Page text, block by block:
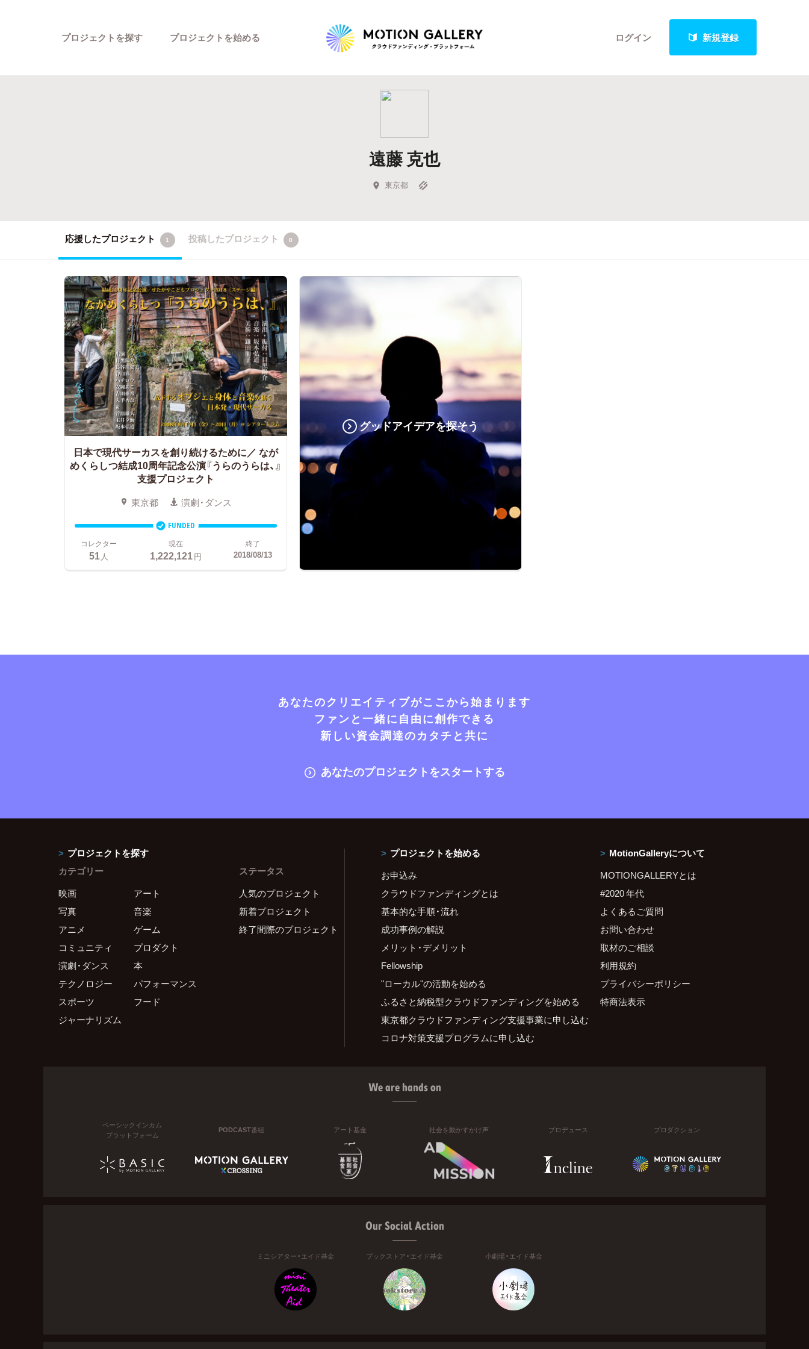
ログイン 新規登録
プロジェクトを探す
Highlight
Feature
キュレーターから探す
プロジェクトを始める
遠藤 克也
東京都
応援したプロジェクト 1 投稿したプロジェクト 0
日本で現代サーカスを創り続けるために／ なが
めくらしつ結成10周年記念公演『うらのうらは、』
支援プロジェクト
東京都 演劇・ダンス
FUNDED
コレクター
51人
現在
1,222,121円
終了
2018/08/13
グッドアイデアを探そう
あなたのクリエイティブがここから始まります
ファンと一緒に自由に創作できる
新しい資金調達のカタチと共に
あなたのプロジェクトをスタートする
プロジェクトを探す
カテゴリー
映画
アート
写真
音楽
アニメ
ゲーム
コミュニティ
プロダクト
演劇・ダンス
本
テクノロジー
パフォーマンス
スポーツ
フード
ジャーナリズム
ステータス
人気のプロジェクト
新着プロジェクト
終了間際のプロジェクト
プロジェクトを始める
お申込み
クラウドファンディングとは
基本的な手順・流れ
成功事例の解説
メリット・デメリット
Fellowship
"ローカル"の活動を始める
ふるさと納税型クラウドファンディングを始める
東京都クラウドファンディング支援事業に申し込む
コロナ対策支援プログラムに申し込む
MotionGalleryについて
MOTIONGALLERYとは
#2020 年代
よくあるご質問
お問い合わせ
取材のご相談
利用規約
プライバシーポリシー
特商法表示
We are hands on
ベーシックインカム
プラットフォーム
PODCAST番組 アート基金 社会を動かすかけ声 プロデュース プロダクション
Our Social Action
ミニシアター・エイド基金 ブックストア・エイド基金 小劇場・エイド基金